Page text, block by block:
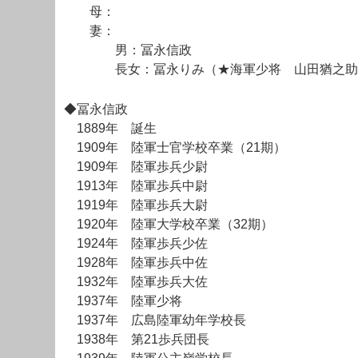
母：
妻：
男：冨永信政
長女：冨永りみ（★海軍少将 山田猶之助
◆冨永信政
1889年 誕生
1909年 陸軍士官学校卒業（21期）
1909年 陸軍歩兵少尉
1913年 陸軍歩兵中尉
1919年 陸軍歩兵大尉
1920年 陸軍大学校卒業（32期）
1924年 陸軍歩兵少佐
1928年 陸軍歩兵中佐
1932年 陸軍歩兵大佐
1937年 陸軍少将
1937年 広島陸軍幼年学校長
1938年 第21歩兵団長